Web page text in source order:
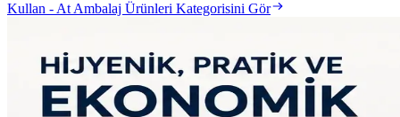
Kullan - At Ambalaj Ürünleri Kategorisini Gör